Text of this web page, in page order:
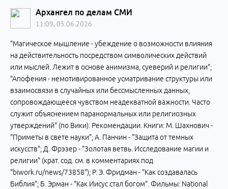
Архангел по делам СМИ
11:09, 05.06.2026
"Магическое мышление - убеждение о возможности влияния
на действительность посредством символических действий
или мыслей. Лежит в основе анимизма, суеверий и религии";
"Апофения - немотивированное усматривание структуры или
взаимосвязи в случайных или бессмысленных данных,
сопровождающееся чувством неадекватной важности. Часто
служит объяснением паранормальных или религиозных
утверждений" (по Вики). Рекомендации. Книги: М. Шахнович -
"Приметы в свете науки"; А. Панчин - "Защита от темных
искусств"; Д. Фрэзер - "Золотая ветвь. Исследование магии и
религии" (крат. сод. см. в комментариях под
"biwork.ru/news/73858"); Р. Э. Фридман - "Как создавалась
Библия"; Б. Эрман - "Как Иисус стал богом". Фильмы: National